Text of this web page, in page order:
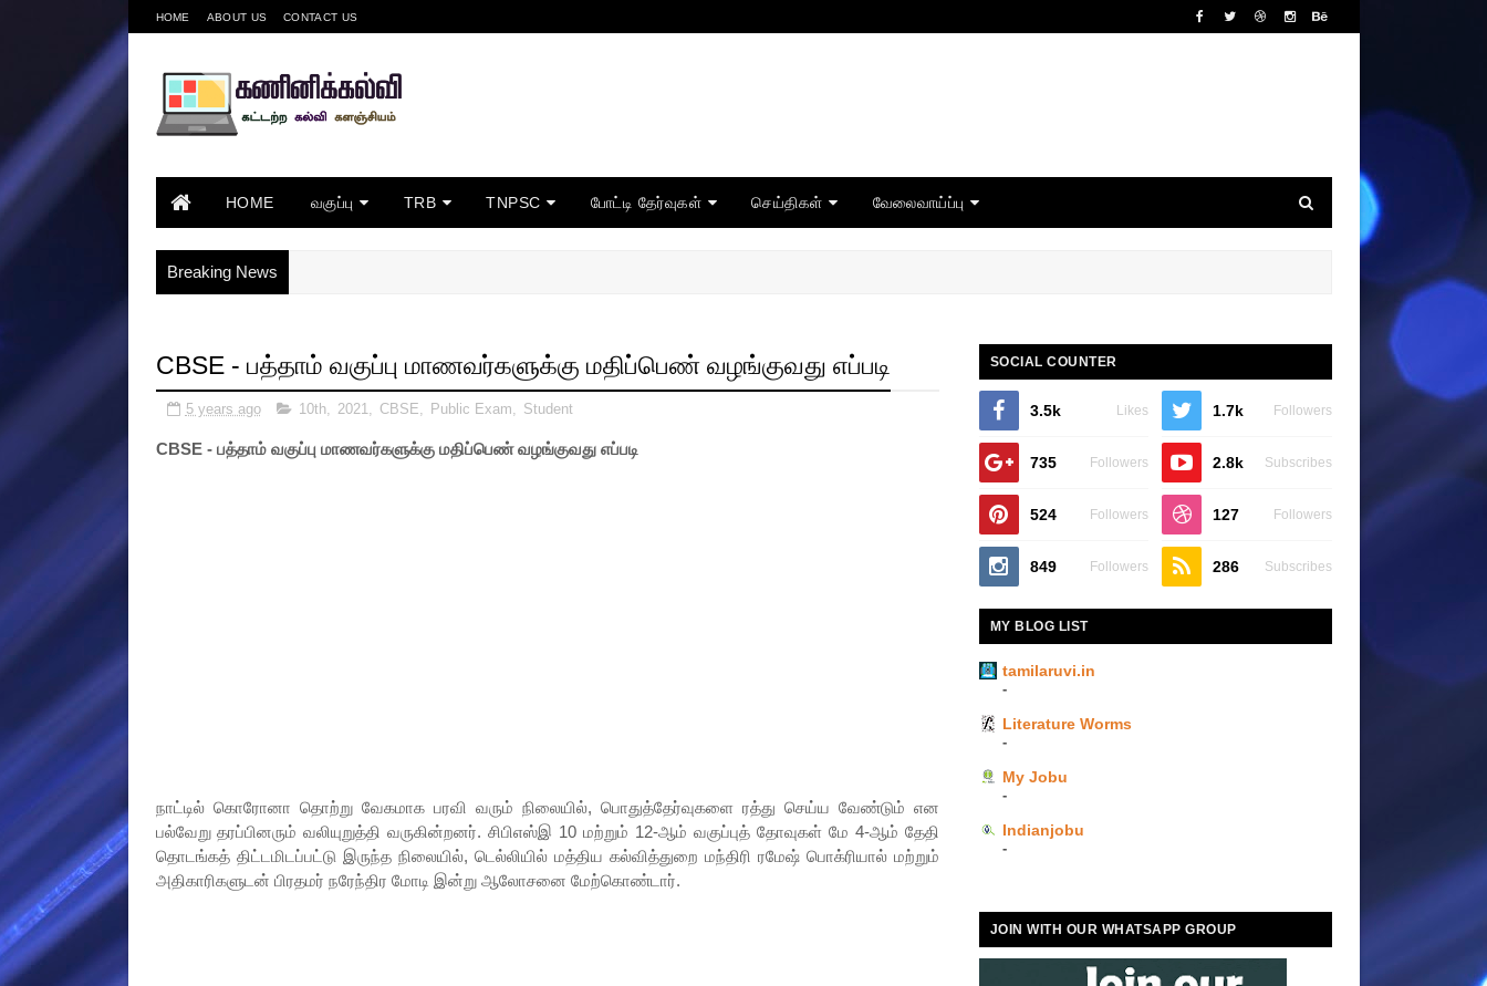
HOME ABOUT US CONTACT US
HOME வகுப்பு TRB TNPSC போட்டி தேர்வுகள் செய்திகள் வேலைவாய்ப்பு
Breaking News
CBSE - பத்தாம் வகுப்பு மாணவர்களுக்கு மதிப்பெண் வழங்குவது எப்படி
5 years ago 10th, 2021, CBSE, Public Exam, Student
CBSE - பத்தாம் வகுப்பு மாணவர்களுக்கு மதிப்பெண் வழங்குவது எப்படி
நாட்டில் கொரோனா தொற்று வேகமாக பரவி வரும் நிலையில், பொதுத்தேர்வுகளை ரத்து செய்ய வேண்டும் என
பல்வேறு தரப்பினரும் வலியுறுத்தி வருகின்றனர். சிபிஎஸ்இ 10 மற்றும் 12-ஆம் வகுப்புத் தோவுகள் மே 4-ஆம் தேதி
தொடங்கத் திட்டமிடப்பட்டு இருந்த நிலையில், டெல்லியில் மத்திய கல்வித்துறை மந்திரி ரமேஷ் பொக்ரியால் மற்றும்
அதிகாரிகளுடன் பிரதமர் நரேந்திர மோடி இன்று ஆலோசனை மேற்கொண்டார்.
SOCIAL COUNTER
3.5k Likes 1.7k Followers
735 Followers 2.8k Subscribes
524 Followers 127 Followers
849 Followers 286 Subscribes
MY BLOG LIST
tamilaruvi.in
-
Literature Worms
-
My Jobu
-
Indianjobu
-
JOIN WITH OUR WHATSAPP GROUP